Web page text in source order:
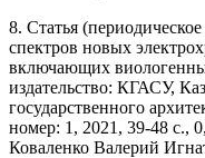
8. Статья
спектров новых
включающих
издательство: КГАСУ,
государственного
номер: 1, 2021, 39-48 с.,
Коваленко Валерий